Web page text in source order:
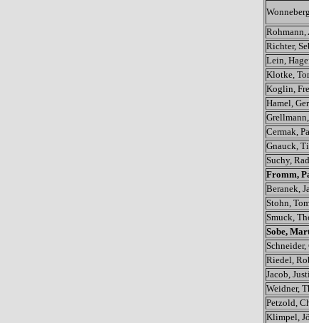
Rohmann,
Richter,
Lein,
Klotke,
Koglin,
Hamel,
Cermak,
Gnauck,
Suchy,
Fromm,
Beranek,
Stohn,
Smuck,
Sobe,
Schneider,
Riedel,
Jacob,
Weidner,
Petzold,
Klimpel,